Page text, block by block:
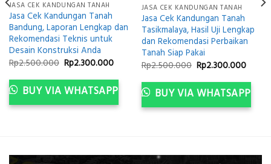
JASA CEK KANDUNGAN TANAH
Jasa Cek Kandungan Tanah
Bandung, Laporan Lengkap dan
Rekomendasi Teknis untuk
Desain Konstruksi Anda
Rp2.500.000 Original
price
was:
Rp2.500.000.
Rp2.300.000Current
is:
Rp2.300.000.
BUY VIA WHATSAPP
JASA CEK KANDUNGAN TANAH
Jasa Cek Kandungan Tanah
Tasikmalaya, Hasil Uji Lengkap
dan Rekomendasi Perbaikan
Tanah Siap Pakai
Rp2.500.000 Original
price
was:
Rp2.500.000.
Rp2.300.000
is:
BUY VIA WHATSAPP